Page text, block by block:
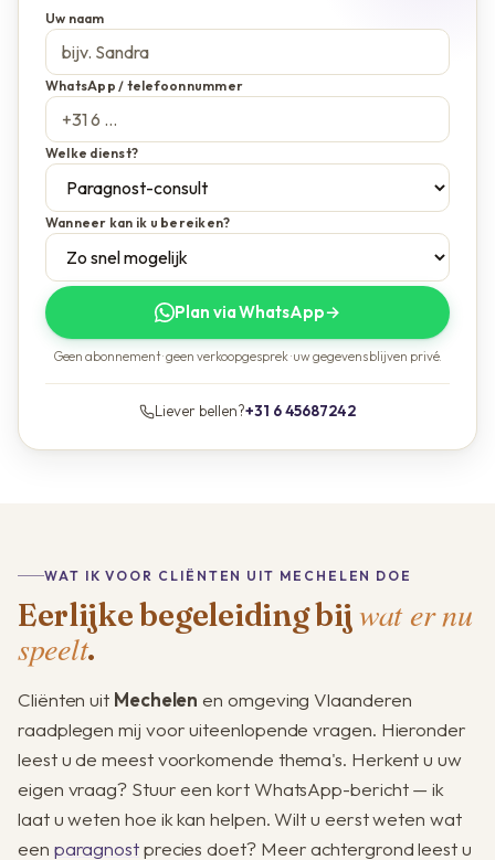
Uw naam
WhatsApp / telefoonnummer
Welke dienst?
Wanneer kan ik u bereiken?
Plan via WhatsApp→
Geen abonnement · geen verkoopgesprek · uw gegevens blijven privé.
Liever bellen?+31 6 45687242
WAT IK VOOR CLIËNTEN UIT MECHELEN DOE
Eerlijke begeleiding bij wat er nu
speelt.
Cliënten uit Mechelen en omgeving Vlaanderen
raadplegen mij voor uiteenlopende vragen. Hieronder
leest u de meest voorkomende thema's. Herkent u uw
eigen vraag? Stuur een kort WhatsApp-bericht — ik
laat u weten hoe ik kan helpen. Wilt u eerst weten wat
een paragnostprecies doet? Meer achtergrond leest u